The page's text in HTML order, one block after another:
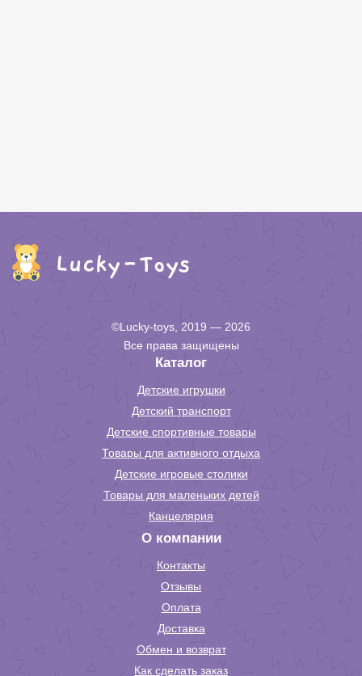
©Lucky-toys, 2019 — 2026
Все права защищены
Каталог
Детские игрушки
Детский транспорт
Детские спортивные товары
Товары для активного отдыха
Детские игровые столики
Товары для маленьких детей
Канцелярия
О компании
Контакты
Отзывы
Оплата
Доставка
Обмен и возврат
Как сделать заказ